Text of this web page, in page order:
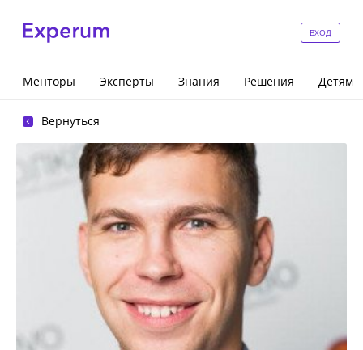
ВХОД
Менторы Эксперты Знания Решения Детям
Вернуться